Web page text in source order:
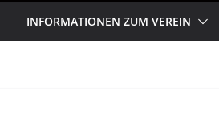
INFORMATIONEN ZUM VEREIN